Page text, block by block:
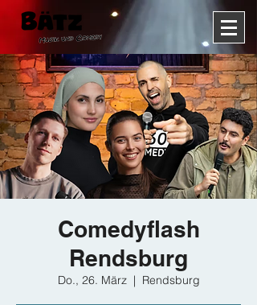
Comedyflash
Rendsburg
Do., 26. März
  |
Rendsburg